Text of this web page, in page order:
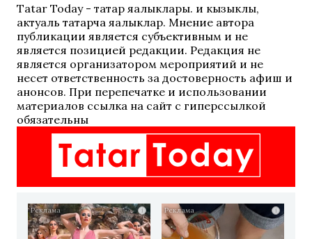
Tatar Today - татар яңалыклары. иң кызыклы,
актуаль татарча яңалыклар. Мнение автора
публикации является субъективным и не
является позицией редакции. Редакция не
является организатором мероприятий и не
несет ответственность за достоверность афиш и
анонсов. При перепечатке и использовании
материалов ссылка на сайт с гиперссылкой
обязательны
i i